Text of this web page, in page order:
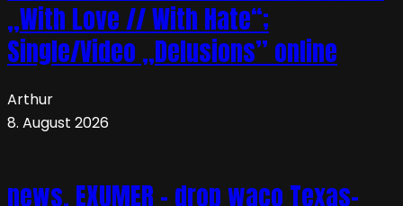
„With Love // With Hate“;
Single/Video „Delusions” online
Arthur
8. August 2026
news. EXUMER – drop waco Texas-